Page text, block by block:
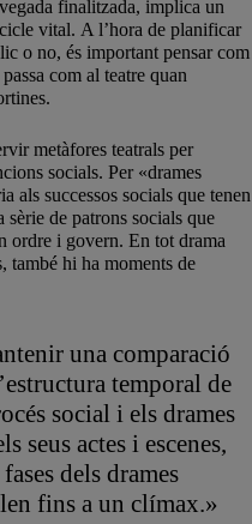
finalitzada, implica un
vital. A l’hora de planificar
o no, és important pensar com
com al teatre quan
metàfores teatrals per
socials. Per «drames
als successos socials que tenen
sèrie de patrons socials que
ordre i govern. En tot drama
també hi ha moments de
una comparació
temporal de
social i els drames
seus actes i escenes,
dels drames
fins a un clímax.»